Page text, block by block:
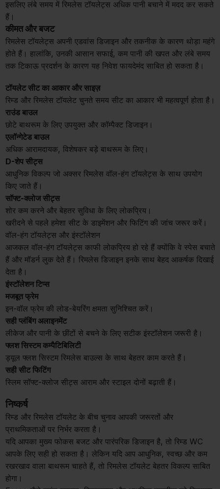
इसलिए लंबे समय में रिमलेस टॉयलेट्स अधिक पानी बचाने में मदद कर सकते
हैं।
कीमत और बजट
रिमलेस टॉयलेट्स अपनी एडवांस डिजाइन और तकनीक के कारण थोड़ा महंगे
होते हैं। हालांकि, उनकी आसान सफाई, कम पानी की खपत और लंबे समय
तक टिकाऊ प्रदर्शन के कारण यह निवेश फायदेमंद साबित हो सकता है।
टॉयलेट सीट का आकार और साइज़
रिम्ड और रिमलेस टॉयलेट चुनते समय सीट का आकार भी महत्वपूर्ण होता है।
राउंड बाउल
छोटे बाथरूम के लिए उपयुक्त और कॉम्पैक्ट डिजाइन।
एलॉन्गेटेड बाउल
अधिक आरामदायक, विशेषकर बड़े बाथरूम के लिए।
D-शेप सीट्स
आधुनिक विकल्प जो अक्सर रिमलेस वॉल-हंग टॉयलेट्स के साथ उपयोग
किए जाते हैं।
सॉफ्ट-क्लोज सीट्स
शोर कम करने और बेहतर सुविधा के लिए लोकप्रिय।
खरीदने से पहले हमेशा सीट के डाइमेंशन और फिटिंग की जांच जरूर करें।
वॉल-हंग टॉयलेट्स और इंस्टॉलेशन
आजकल वॉल-हंग टॉयलेट्स काफी लोकप्रिय हो रहे हैं क्योंकि वे स्पेस बचाते
हैं और मॉडर्न लुक देते हैं। रिमलेस डिजाइन इनके साथ बेहद आकर्षक दिखाई
देता है।
इंस्टॉलेशन टिप्स
मजबूत फ्रेम
इन-वॉल फ्रेम की लोड-बेयरिंग क्षमता सुनिश्चित करें।
सही प्लंबिंग अलाइनमेंट
लीकेज और पानी के छींटों से बचने के लिए सटीक इंस्टॉलेशन जरूरी है।
फ्लश सिस्टम कम्पैटिबिलिटी
ड्यूल फ्लश सिस्टम रिमलेस बाउल्स के साथ बेहतर काम करते हैं।
सही सीट फिटिंग
स्लिम सॉफ्ट-क्लोज सीट्स आराम और स्टाइल दोनों बढ़ाती हैं।
निष्कर्ष
रिम्ड और रिमलेस टॉयलेट के बीच चुनाव आपकी जरूरतों और
प्राथमिकताओं पर निर्भर करता है।
यदि आपका मुख्य फोकस बजट और पारंपरिक डिजाइन है, तो रिम्ड WC
आपके लिए सही हो सकता है। लेकिन यदि आप आधुनिक, स्वच्छ और कम
रखरखाव वाला बाथरूम चाहते हैं, तो रिमलेस टॉयलेट बेहतर विकल्प साबित
होगा।